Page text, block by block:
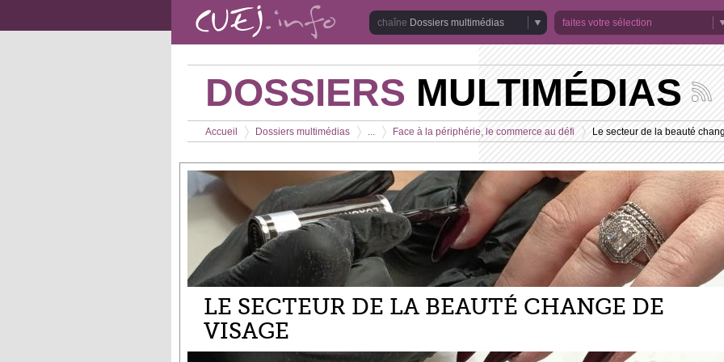
Dossiers multimédias
faites votre sélection
DOSSIERS MULTIMÉDIAS
Suivez
les
de
la
chaîne
Vous êtes ici
Accueil
>
Dossiers multimédias
>
...
>
Face à la périphérie, le commerce au défi
>
Le secteur de la beauté
LE SECTEUR DE LA BEAUTÉ CHANGE DE
VISAGE